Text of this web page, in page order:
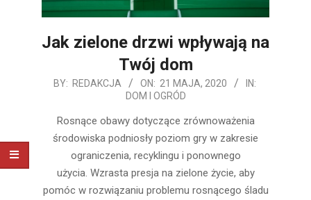
Jak zielone drzwi wpływają na
Twój dom
2020-
BY: REDAKCJA ON: 21 MAJA, 2020
IN:
DOM I OGRÓD
Rosnące obawy dotyczące zrównoważenia
środowiska podniosły poziom gry w zakresie
ograniczenia, recyklingu i ponownego
użycia. Wzrasta presja na zielone życie, aby
pomóc w rozwiązaniu problemu rosnącego śladu